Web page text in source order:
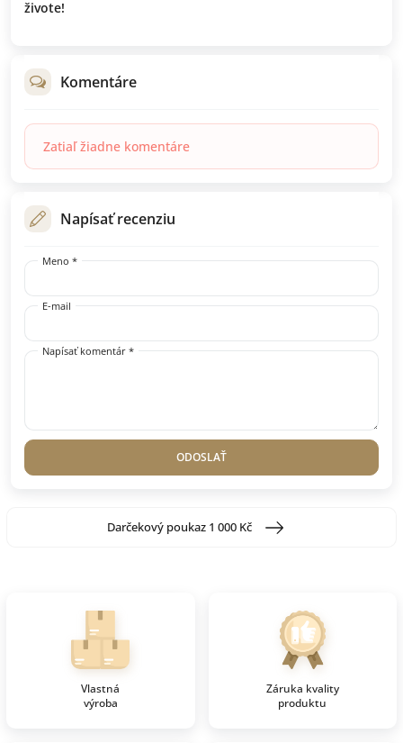
živote!
Komentáre
Zatiaľ žiadne komentáre
Napísať recenziu
Meno *
E-mail
Napísať komentár *
ODOSLAŤ
Darčekový poukaz 1 000 Kč
Vlastná
výroba
Záruka kvality
produktu